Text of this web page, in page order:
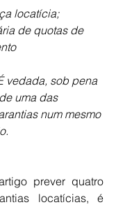
locatícia;
de quotas de
vedada, sob pena
uma das
num mesmo
locatícias, é